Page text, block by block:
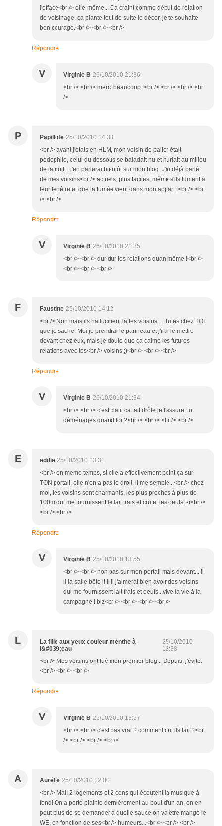
l'efface<br /> elle-même... Ca craint comme début de relation
de voisinage, ça plante tout de suite le décor, je te souhaite
bon courage.<br /> <br /> <br />
Répondre
V Virginie B 26/10/2010 21:36
<br /> <br /> merci beaucoup !<br /> <br /> <br /> <br
/>
P Papillote 25/10/2010 14:38
<br /> avant j'étais en HLM, mon voisin de palier était
pédophile, celui du dessous se baladait nu et hurlait au milieu
de la nuit... j'en parlerai bientôt sur mon blog. J'ai déjà parlé
de mes voisins<br /> actuels, plus faciles, même s'ils fument à
leur fenêtre et que la fumée vient dans mon appart !<br /> <br
/> <br />
Répondre
V Virginie B 26/10/2010 21:35
<br /> <br /> dur dur les relations quan même !<br />
<br /> <br /> <br />
F Faustine 25/10/2010 14:12
<br /> Non mais ils hallucinent là tes voisins ... Tu es chez TOI
que je sache. Moi je prendrai le panneau et j'irai le mettre
devant chez eux, mais je doute que ça calme les futures
relations avec tes<br /> voisins ;)<br /> <br /> <br />
Répondre
V Virginie B 26/10/2010 21:34
<br /> <br /> c'est clair, ca fait drôle je t'assure, tu
déménages quand toi ?<br /> <br /> <br /> <br />
E eddie 25/10/2010 13:31
<br /> en meme temps, si elle a effectivement peint ça sur
TON portail, elle n'en a pas le droit, il me semble...<br /> chez
moi, les voisins sont charmants, les plus proches à plus de
100m qui me fournissent le lait frais et cru et les oeufs :-)<br />
<br /> <br />
Répondre
V Virginie B 25/10/2010 13:55
<br /> <br /> non pas sur mon portail mais devant... ii
ii la salle bête ii ii ii j'aimerai bien avoir des voisins
qui me fournissent lait frais et oeufs...vive la vie à la
campagne ! biz<br /> <br /> <br /> <br />
L
La fille aux yeux couleur menthe à
l&#039;eau
25/10/2010
12:38
<br /> Mes voisins ont tué mon premier blog... Depuis, j'évite.
<br /> <br /> <br />
Répondre
V Virginie B 25/10/2010 13:57
<br /> <br /> c'est pas vrai ? comment ont ils fait ?<br
/> <br /> <br /> <br />
A Aurélie 25/10/2010 12:00
<br /> Mal! 2 logements et 2 cons qui écoutent la musique à
fond! On a porté plainte dernièrement au bout d'un an, on en
peut plus de se demander à quelle sauce on va être mangé le
WE, en fonction de ses<br /> humeurs...<br /> <br /> <br />